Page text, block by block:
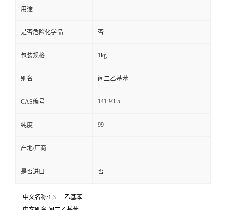
用途
是否危险化学品 否
包装规格 1kg
别名 间二乙基苯
CAS编号 141-93-5
纯度 99
产地/厂商
是否进口 否
中文名称:1,3-二乙基苯